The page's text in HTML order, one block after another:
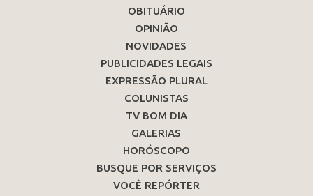
OBITUÁRIO
OPINIÃO
NOVIDADES
PUBLICIDADES LEGAIS
EXPRESSÃO PLURAL
COLUNISTAS
TV BOM DIA
GALERIAS
HORÓSCOPO
BUSQUE POR SERVIÇOS
VOCÊ REPÓRTER